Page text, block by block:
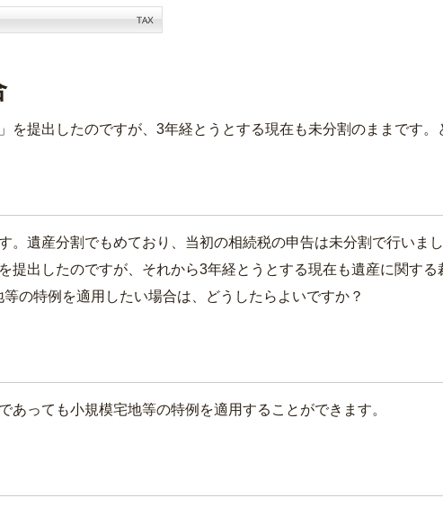
提出したのですが、3年経とうとする現在も未分割のままです。
遺産分割でもめており、当初の相続税の申告は未分割で行いま
提出したのですが、それから3年経とうとする現在も遺産に関す
の特例を適用したい場合は、どうしたらよいですか？
っても小規模宅地等の特例を適用することができます。